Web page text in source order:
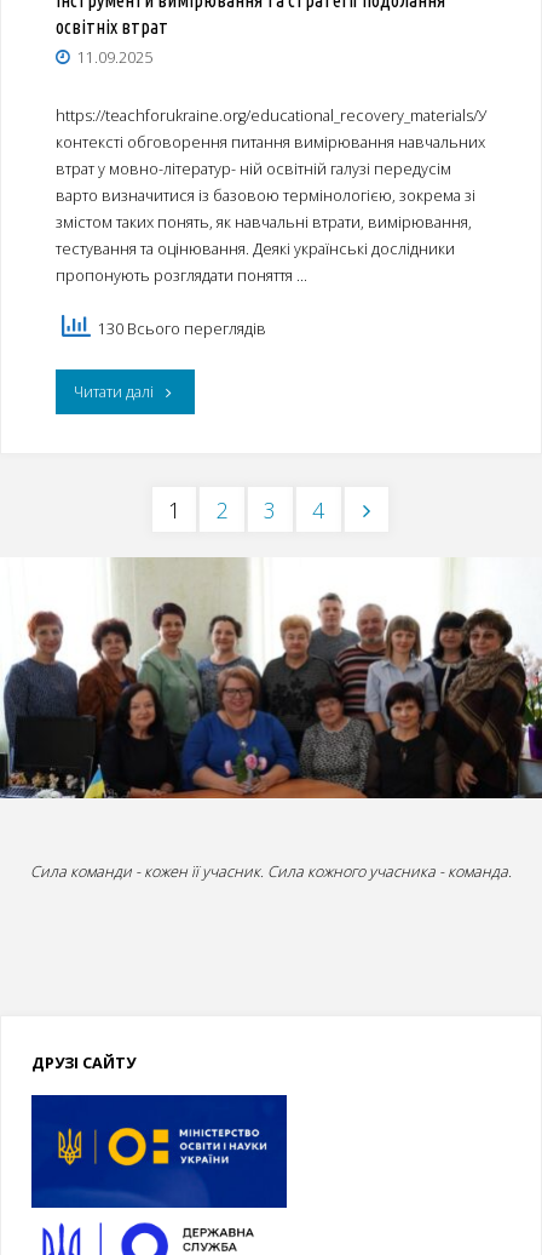
освітньої
галузі"
освітніх втрат
11.09.2025
https://teachforukraine.org/educational_recovery_materials/У
контексті обговорення питання вимірювання навчальних
втрат у мовно-літератур- ній освітній галузі передусім
варто визначитися із базовою термінологією, зокрема зі
змістом таких понять, як навчальні втрати, вимірювання,
тестування та оцінювання. Деякі українські дослідники
пропонують розглядати поняття …
130 Всього переглядів
Читати далі"Інструменти
стратегії
освітніх
втрат"
Пагінація
записів
1 2 3 4
Сила команди - кожен її учасник. Сила кожного учасника - команда.
ДРУЗІ САЙТУ